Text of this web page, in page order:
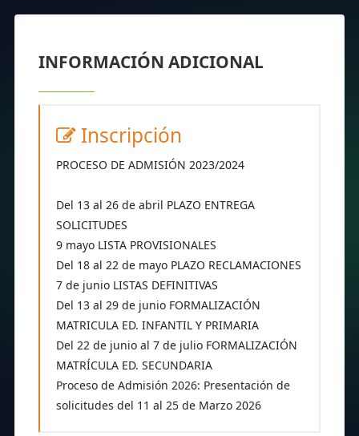
INFORMACIÓN ADICIONAL
Inscripción
PROCESO DE ADMISIÓN 2023/2024
Del 13 al 26 de abril PLAZO ENTREGA
SOLICITUDES
9 mayo LISTA PROVISIONALES
Del 18 al 22 de mayo PLAZO RECLAMACIONES
7 de junio LISTAS DEFINITIVAS
Del 13 al 29 de junio FORMALIZACIÓN
MATRICULA ED. INFANTIL Y PRIMARIA
Del 22 de junio al 7 de julio FORMALIZACIÓN
MATRÍCULA ED. SECUNDARIA
Proceso de Admisión 2026: Presentación de
solicitudes del 11 al 25 de Marzo 2026